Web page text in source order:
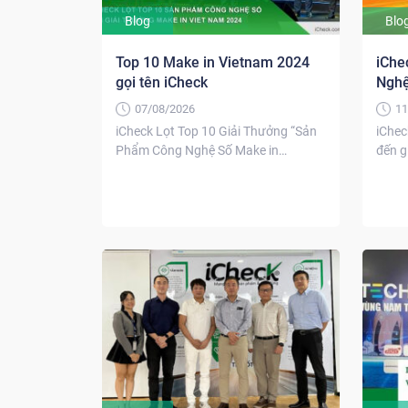
Blog
Top 10 Make in Vietnam 2024
gọi tên iCheck
07/08/2026
iCheck Lọt Top 10 Giải Thưởng “Sản
Phẩm Công Nghệ Số Make in
đến